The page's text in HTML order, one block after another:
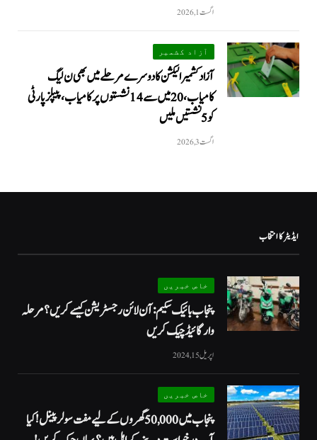
اگست 1, 2026
آزاد کشمیر
آزاد کشمیر الیکشن کا دوسرے مرحلے میں بھی ن لیگ
کامیاب، 20 میں سے 14 نشستوں پر کامیاب، پیپلزپارٹی
کو 5 نشستیں ملیں
اگست 3, 2026
ایڈیٹر کا انتخاب
خاص خبریں
پنجاب بائیک سکیم: آن لائن رجسٹریشن کیسے کریں؟ مرحلہ
وار گائیڈ چیک کریں
اپریل 15, 2024
خاص خبریں
پنجاب میں 50,000 گھروں کے لیے مفت سولر پینل! کیا